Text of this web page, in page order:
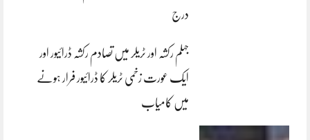
درج
جہلم رکشہ اور ٹریلر میں تصادم رکشہ ڈرائیور اور
ایک عورت زخمی ٹریلر کا ڈرائیور فرار ہونے
میں کامیاب